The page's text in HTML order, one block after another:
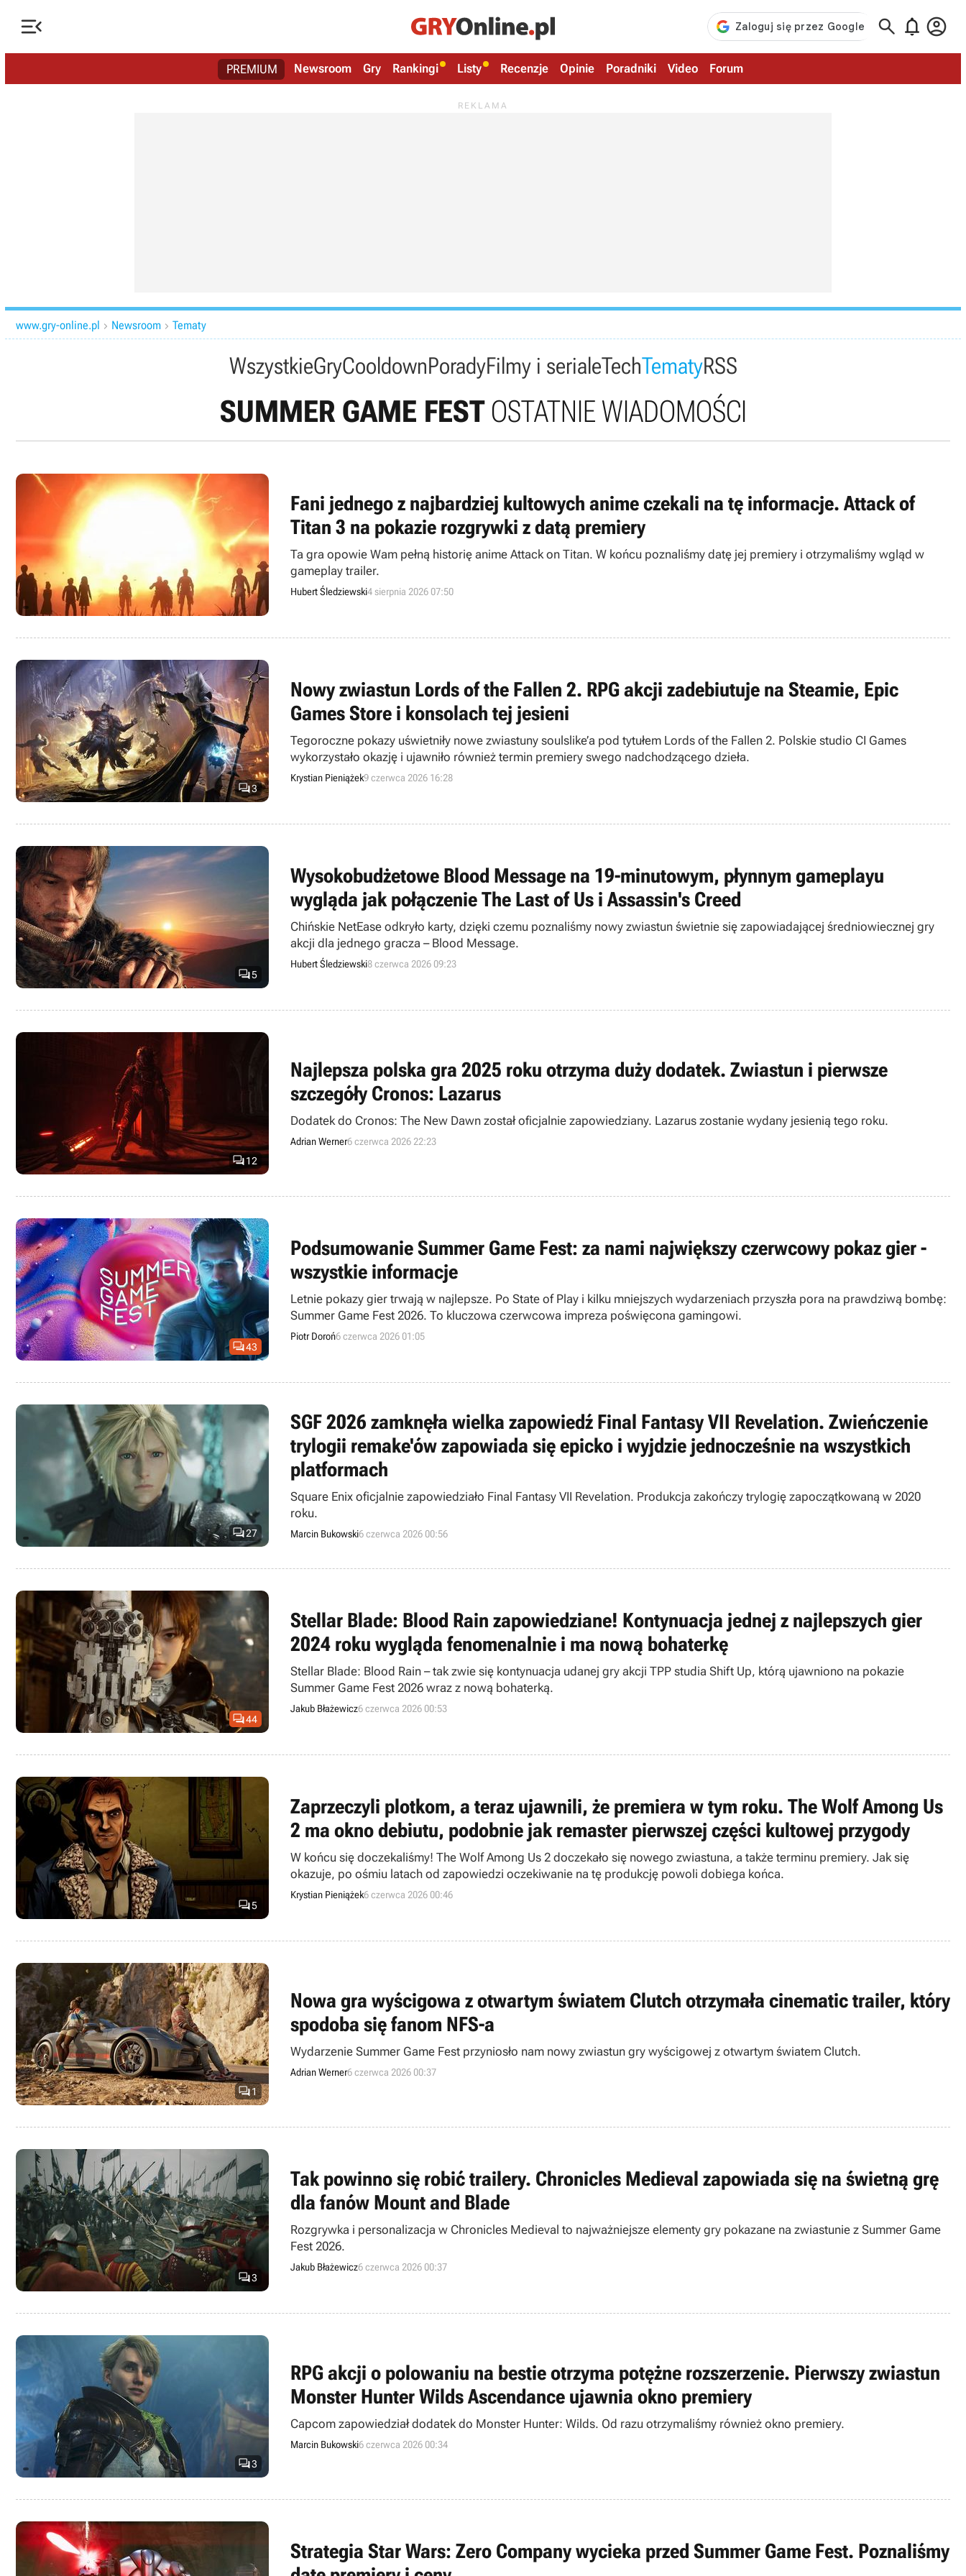
   
PREMIUM Newsroom Gry Rankingi Listy Recenzje Opinie Poradniki Video Forum
www.gry-online.pl  Newsroom  Tematy
WszystkieGryCooldownPoradyFilmy i serialeTechTematyRSS
SUMMER GAME FESTOSTATNIE WIADOMOŚCI
Fani jednego z najbardziej kultowych anime czekali na tę informacje. Attack of
Titan 3 na pokazie rozgrywki z datą premiery
Ta gra opowie Wam pełną historię anime Attack on Titan. W końcu poznaliśmy datę jej premiery i otrzymaliśmy wgląd w
gameplay trailer.
Hubert Śledziewski4 sierpnia 2026 07:50
3
Nowy zwiastun Lords of the Fallen 2. RPG akcji zadebiutuje na Steamie, Epic
Games Store i konsolach tej jesieni
Tegoroczne pokazy uświetniły nowe zwiastuny soulslike’a pod tytułem Lords of the Fallen 2. Polskie studio CI Games
wykorzystało okazję i ujawniło również termin premiery swego nadchodzącego dzieła.
Krystian Pieniążek9 czerwca 2026 16:28
5
Wysokobudżetowe Blood Message na 19-minutowym, płynnym gameplayu
wygląda jak połączenie The Last of Us i Assassin's Creed
Chińskie NetEase odkryło karty, dzięki czemu poznaliśmy nowy zwiastun świetnie się zapowiadającej średniowiecznej gry
akcji dla jednego gracza – Blood Message.
Hubert Śledziewski8 czerwca 2026 09:23
12
Najlepsza polska gra 2025 roku otrzyma duży dodatek. Zwiastun i pierwsze
szczegóły Cronos: Lazarus
Dodatek do Cronos: The New Dawn został oficjalnie zapowiedziany. Lazarus zostanie wydany jesienią tego roku.
Adrian Werner6 czerwca 2026 22:23
43
Podsumowanie Summer Game Fest: za nami największy czerwcowy pokaz gier -
wszystkie informacje
Letnie pokazy gier trwają w najlepsze. Po State of Play i kilku mniejszych wydarzeniach przyszła pora na prawdziwą bombę:
Summer Game Fest 2026. To kluczowa czerwcowa impreza poświęcona gamingowi.
Piotr Doroń6 czerwca 2026 01:05
27
SGF 2026 zamknęła wielka zapowiedź Final Fantasy VII Revelation. Zwieńczenie
trylogii remake'ów zapowiada się epicko i wyjdzie jednocześnie na wszystkich
platformach
Square Enix oficjalnie zapowiedziało Final Fantasy VII Revelation. Produkcja zakończy trylogię zapoczątkowaną w 2020
roku.
Marcin Bukowski6 czerwca 2026 00:56
44
Stellar Blade: Blood Rain zapowiedziane! Kontynuacja jednej z najlepszych gier
2024 roku wygląda fenomenalnie i ma nową bohaterkę
Stellar Blade: Blood Rain – tak zwie się kontynuacja udanej gry akcji TPP studia Shift Up, którą ujawniono na pokazie
Summer Game Fest 2026 wraz z nową bohaterką.
Jakub Błażewicz6 czerwca 2026 00:53
5
Zaprzeczyli plotkom, a teraz ujawnili, że premiera w tym roku. The Wolf Among Us
2 ma okno debiutu, podobnie jak remaster pierwszej części kultowej przygody
W końcu się doczekaliśmy! The Wolf Among Us 2 doczekało się nowego zwiastuna, a także terminu premiery. Jak się
okazuje, po ośmiu latach od zapowiedzi oczekiwanie na tę produkcję powoli dobiega końca.
Krystian Pieniążek6 czerwca 2026 00:46
1
Nowa gra wyścigowa z otwartym światem Clutch otrzymała cinematic trailer, który
spodoba się fanom NFS-a
Wydarzenie Summer Game Fest przyniosło nam nowy zwiastun gry wyścigowej z otwartym światem Clutch.
Adrian Werner6 czerwca 2026 00:37
3
Tak powinno się robić trailery. Chronicles Medieval zapowiada się na świetną grę
dla fanów Mount and Blade
Rozgrywka i personalizacja w Chronicles Medieval to najważniejsze elementy gry pokazane na zwiastunie z Summer Game
Fest 2026.
Jakub Błażewicz6 czerwca 2026 00:37
3
RPG akcji o polowaniu na bestie otrzyma potężne rozszerzenie. Pierwszy zwiastun
Monster Hunter Wilds Ascendance ujawnia okno premiery
Capcom zapowiedział dodatek do Monster Hunter: Wilds. Od razu otrzymaliśmy również okno premiery.
Marcin Bukowski6 czerwca 2026 00:34
Strategia Star Wars: Zero Company wycieka przed Summer Game Fest. Poznaliśmy